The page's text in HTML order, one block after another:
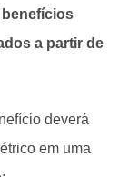
a partir de
deverá
em uma